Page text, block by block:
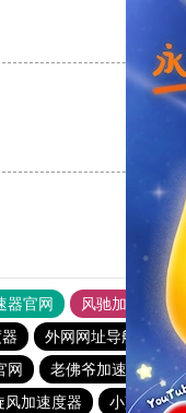
器官网 风驰加速器
外网网址导航 软
网 老佛爷加速器
风加速度器 小蓝鸟pvn